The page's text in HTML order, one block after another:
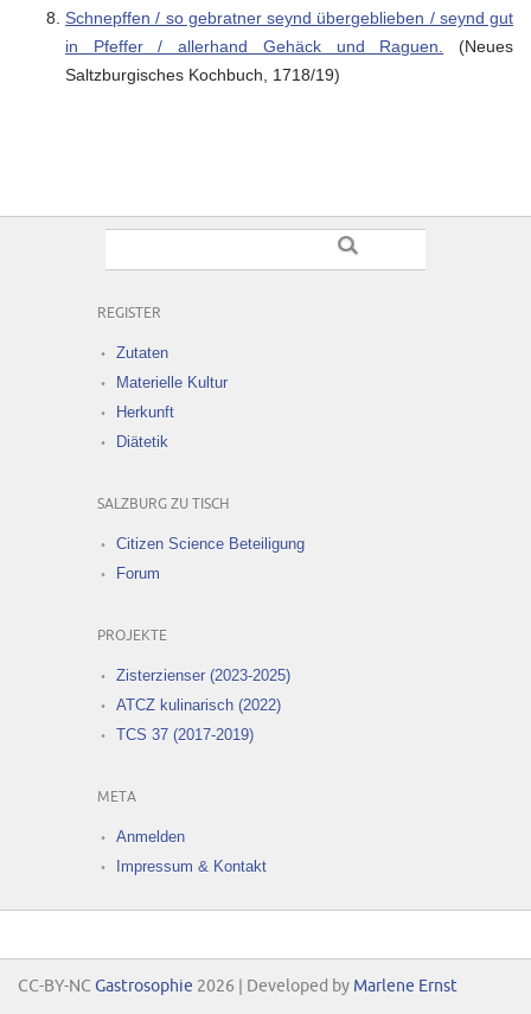
Schnepffen / so gebratner seynd übergeblieben / seynd gut
in Pfeffer / allerhand Gehäck und Raguen.
(Neues
Saltzburgisches Kochbuch, 1718/19)
REGISTER
Zutaten
Materielle Kultur
Herkunft
Diätetik
SALZBURG ZU TISCH
Citizen Science Beteiligung
Forum
PROJEKTE
Zisterzienser (2023-2025)
ATCZ kulinarisch (2022)
TCS 37 (2017-2019)
META
Anmelden
Impressum & Kontakt
CC-BY-NC Gastrosophie 2026 | Developed by Marlene Ernst